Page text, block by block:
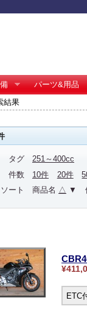
パーツ&用品
結果
タグ
251～400cc
件数
10件 20件
ソート
商品名 △ ▼
ETC